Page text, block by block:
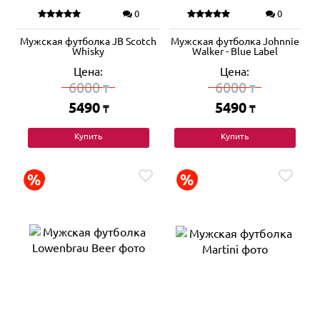
0
Мужская футболка JB Scotch
Whisky
Цена:
6000₸
5490 ₸
Купить
0
Мужская футболка Johnnie
Walker - Blue Label
Цена:
6000₸
5490 ₸
Купить